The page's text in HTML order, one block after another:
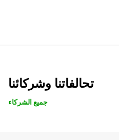
تحالفاتنا وشركائنا
جميع الشركاء